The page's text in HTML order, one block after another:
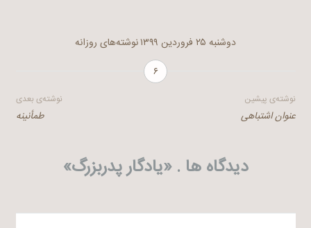
دوشنبه ۲۵ فروردین ۱۳۹۹
نوشته‌های روزانه
۶
راهبری
نوشته‌ی پیشین
عنوان اشتباهی
نوشته‌ی بعدی
طمأنینه
دیدگاه ها . «یادگار پدربزرگ»